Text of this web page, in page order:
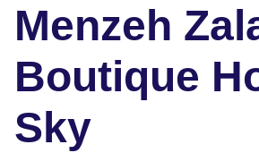
Menzeh
Boutique
Sky